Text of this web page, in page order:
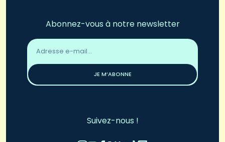
Abonnez-vous à notre newsletter
Adresse
email
JE M’ABONNE
Suivez-nous !